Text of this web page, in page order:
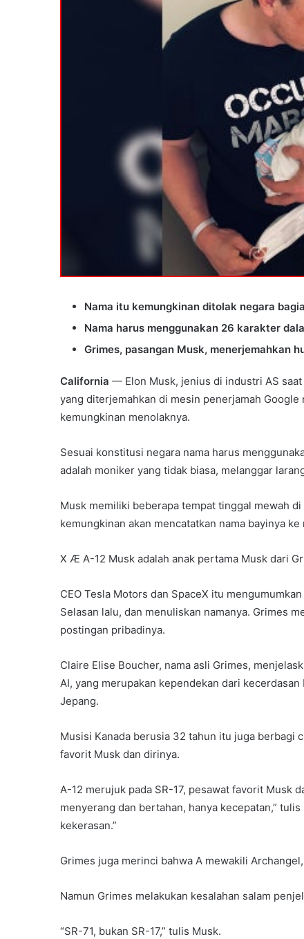
Nama itu kemungkinan ditolak negara
Nama harus menggunakan 26 karakter
Grimes, pasangan Musk, menerjemahkan
California — Elon Musk, jenius di industri AS
yang diterjemahkan di mesin penerjamah
kemungkinan menolaknya.
Sesuai konstitusi negara nama harus
adalah moniker yang tidak biasa, melanggar
Musk memiliki beberapa tempat tinggal mewah
kemungkinan akan mencatatkan nama bayinya ke
X Æ A-12 Musk adalah anak pertama Musk dari
CEO Tesla Motors dan SpaceX itu
Selasan lalu, dan menuliskan namanya. Grimes
postingan pribadinya.
Claire Elise Boucher, nama asli Grimes,
AI, yang merupakan kependekan dari
Jepang.
Musisi Kanada berusia 32 tahun itu juga berbagi
favorit Musk dan dirinya.
A-12 merujuk pada SR-17, pesawat favorit Musk
menyerang dan bertahan, hanya kecepatan,”
kekerasan.”
Grimes juga merinci bahwa A mewakili
Namun Grimes melakukan kesalahan salam
“SR-71, bukan SR-17,” tulis Musk.